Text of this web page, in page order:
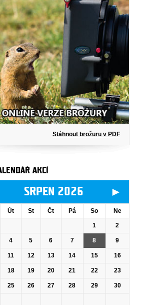
Stáhnout brožuru v PDF
AKCÍ
SRPEN 2026 ►
Út St Čt Pá So Ne
1 2
4 5 6 7 8 9
11 12 13 14 15 16
18 19 20 21 22 23
25 26 27 28 29 30